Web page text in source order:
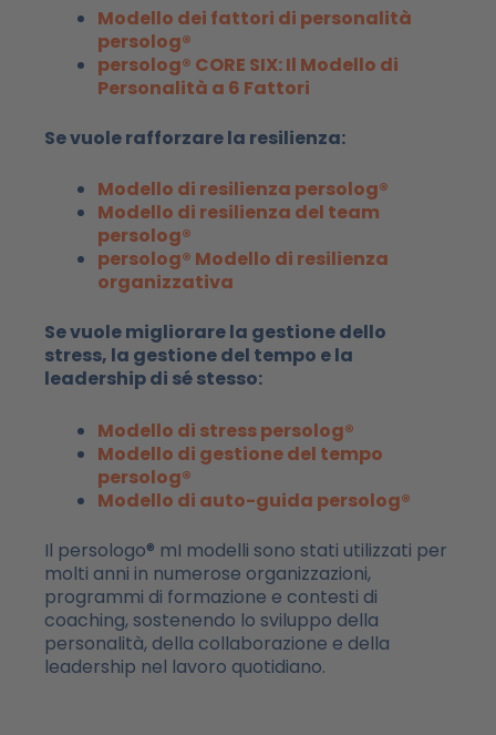
Modello dei fattori di personalità
persolog®
persolog® CORE SIX: Il Modello di
Personalità a 6 Fattori
Se vuole rafforzare la resilienza:
Modello di resilienza persolog®
Modello di resilienza del team
persolog®
persolog® Modello di resilienza
organizzativa
Se vuole migliorare la gestione dello
stress, la gestione del tempo e la
leadership di sé stesso:
Modello di stress persolog®
Modello di gestione del tempo
persolog®
Modello di auto-guida persolog®
Il persologo® mI modelli sono stati utilizzati per
molti anni in numerose organizzazioni,
programmi di formazione e contesti di
coaching, sostenendo lo sviluppo della
personalità, della collaborazione e della
leadership nel lavoro quotidiano.